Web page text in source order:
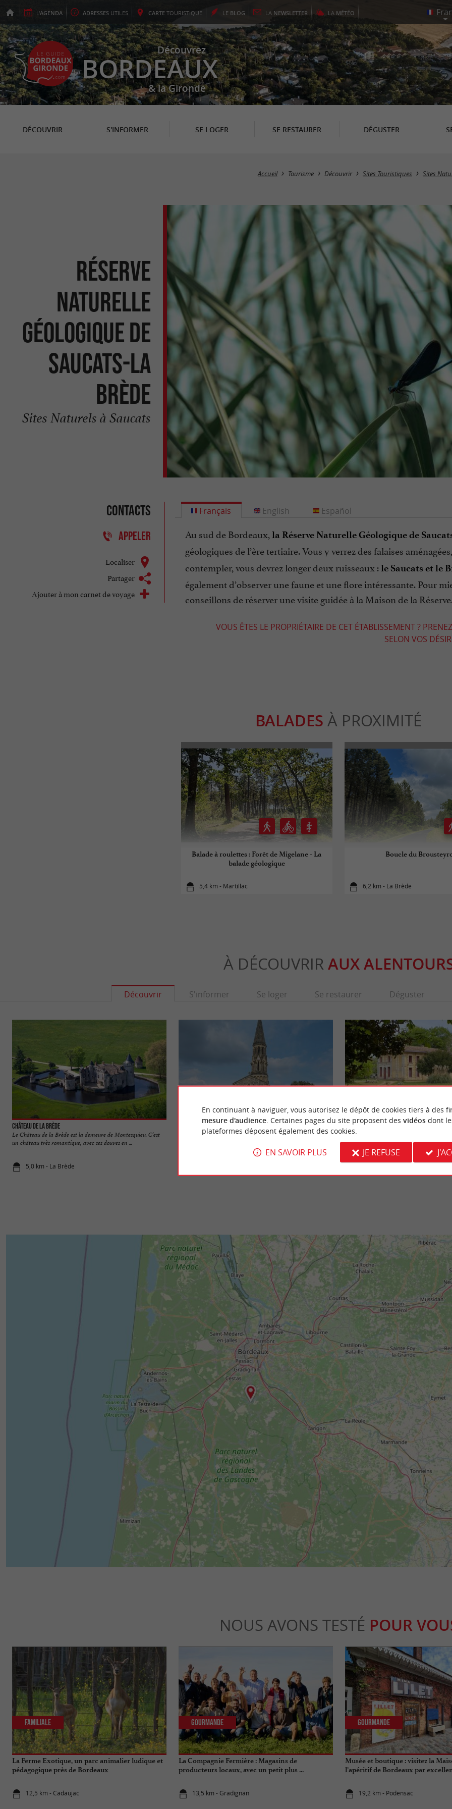
L'AGENDA ADRESSES UTILES CARTE TOURISTIQUE LE BLOG LA NEWSLETTER LA MÉTÉO
Découvrez
BORDEAUX
& la Gironde
DÉCOUVRIR S'INFORMER SE LOGER SE RESTAURER DÉGUSTER
Accueil Tourisme Découvrir Sites Touristiques Sites
Réserve
naturelle
géologique de
Saucats-La
Brède
Sites Naturels à Saucats
Contacts
APPELER
Localiser
Partager
Ajouter à mon carnet de voyage
Français
Au sud de Bordeaux, la Réserve Naturelle Géologique de
géologiques de l’ère tertiaire. Vous y verrez des falaises
contempler, vous devrez longer deux ruisseaux :le Saucats et le
également d’observer une faune et une flore intéressante. Pour
conseillons de réserver une visite guidée à la Maison de la
VOUS ÊTES LE PROPRIÉTAIRE DE CET ÉTABLISSEMENT ?
SELON VOS
English Español
BALADES À PROXIMITÉ
Balade à roulettes : Forêt de Migelane - La
balade géologique
5,4 km - Martillac
Boucle du
6,2 km - La Brède
À DÉCOUVRIR AUX
Découvrir S'informer Se loger Se restaurer Déguster
Château de La Brède
Le Château de la Brède est la demeure de Montesquieu. C’est
un château très romantique, avec ses douves en ...
5,0 km - La Brède
Ce petit village et surtout son château ont abrité un illustre
Parc de Pontaulic
Le Parc de Pontaulic est un beau parc
Léognan, dans l’agglomération bordelaise.
NOUS AVONS TESTÉ POUR
La Ferme Exotique, un parc animalier ludique et
pédagogique près de Bordeaux
12,5 km - Cadaujac
Familiale
La Compagnie Fermière : Magasins de
producteurs locaux, avec un petit plus ...
13,5 km - Gradignan
Gourmande
Musée et boutique : visitez la
l’apéritif de Bordeaux par
19,2 km - Podensac
Gourmande
En continuant à naviguer, vous autorisez le dépôt de cookies tiers à des
mesure d'audience. Certaines pages du site proposent des vidéosdont
plateformes déposent également des cookies.
EN SAVOIR PLUS JE REFUSE